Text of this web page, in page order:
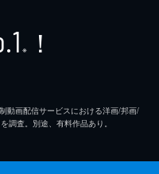
※ ！
動画配信サービスにおける洋画/邦画/
調査。別途、有料作品あり。